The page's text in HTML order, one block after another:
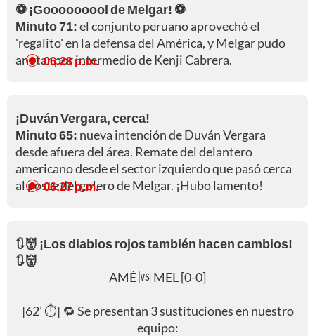
⚽ ¡Gooooooool de Melgar! ⚽
Minuto 71:el conjunto peruano aprovechó el
'regalito' en la defensa del América, y Melgar pudo
anotar por intermedio de Kenji Cabrera.
06:28 p. m.
¡Duván Vergara, cerca!
Minuto 65: nueva intención de Duván Vergara
desde afuera del área. Remate del delantero
americano desde el sector izquierdo que pasó cerca
al poste del golero de Melgar. ¡Hubo lamento!
06:27 p. m.
🔃👹 ¡Los diablos rojos también hacen cambios!
🔃👹
AMÉ 🆚 MEL [0-0]
|62’ ⏱| 🔁 Se presentan 3 sustituciones en nuestro
equipo: